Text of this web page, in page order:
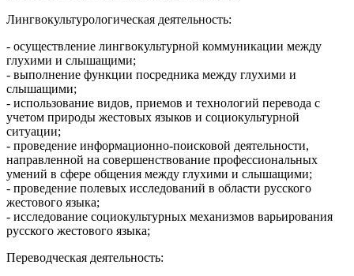
Лингвокультурологическая деятельность:
- осуществление лингвокультурной коммуникации между
глухими и слышащими;
- выполнение функции посредника между глухими и
слышащими;
- использование видов, приемов и технологий перевода с
учетом природы жестовых языков и социокультурной
ситуации;
- проведение информационно-поисковой деятельности,
направленной на совершенствование профессиональных
умений в сфере общения между глухими и слышащими;
- проведение полевых исследований в области русского
жестового языка;
- исследование социокультурных механизмов варьирования
русского жестового языка;
Переводческая деятельность: